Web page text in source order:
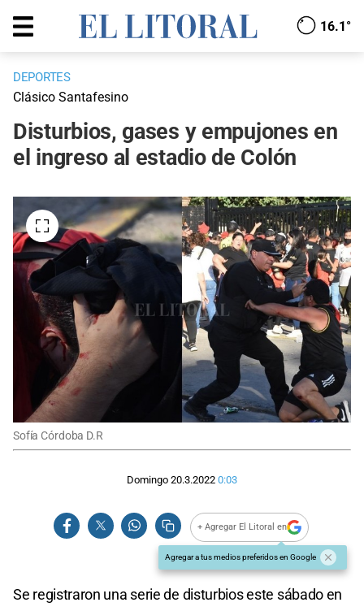
16.1°
DEPORTES
Clásico Santafesino
Disturbios, gases y empujones en
el ingreso al estadio de Colón
Sofía Córdoba D.R
Domingo 20.3.2022 0:03
+ Agregar El Litoral en
Agregar a tus medios preferidos en Google
Se registraron una serie de disturbios este sábado en